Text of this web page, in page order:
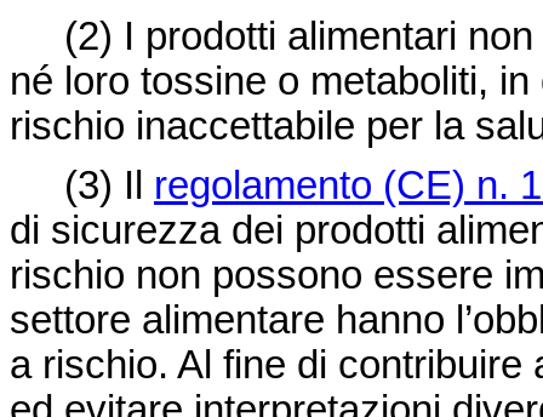
(2) I prodotti alimentari
né loro tossine o metaboliti,
rischio inaccettabile per la
(3) Il regolamento (CE) n.
di sicurezza dei prodotti
rischio non possono essere
settore alimentare hanno
a rischio. Al fine di